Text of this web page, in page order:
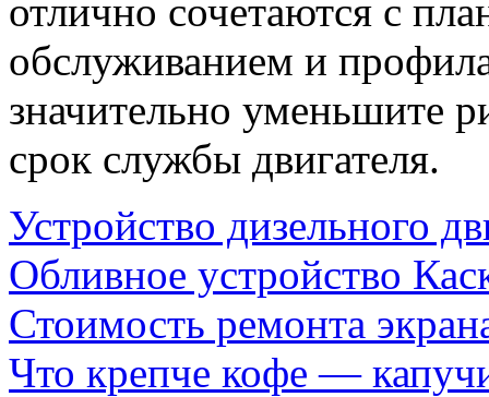
отлично сочетаются с
обслуживанием и
значительно уменьшите
срок службы двигателя.
Устройство дизельного
Обливное устройство
Стоимость ремонта
Что крепче кофе —